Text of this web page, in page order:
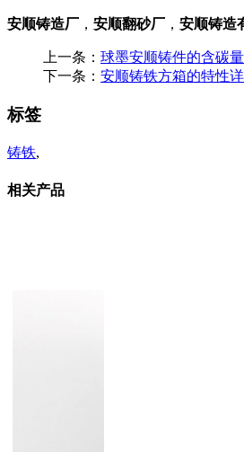
安顺铸造厂 ， 安顺翻砂厂 ， 安顺铸造
上一条： 球墨安顺铸件的含碳
下一条： 安顺铸铁方箱的特性
标签
铸铁,
相关产品